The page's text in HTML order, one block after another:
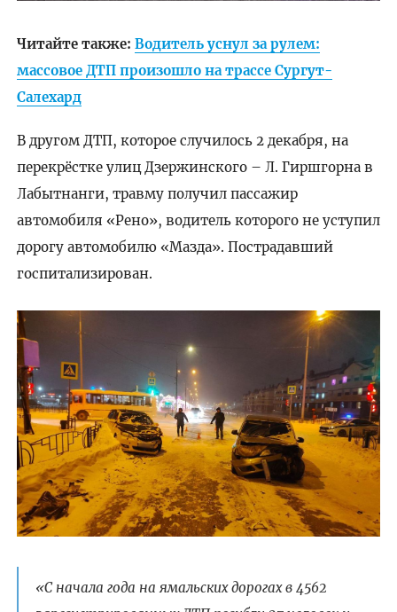
Читайте также: Водитель уснул за рулем:
массовое ДТП произошло на трассе Сургут-
Салехард
В другом ДТП, которое случилось 2 декабря, на
перекрёстке улиц Дзержинского – Л. Гиршгорна в
Лабытнанги, травму получил пассажир
автомобиля «Рено», водитель которого не уступил
дорогу автомобилю «Мазда». Пострадавший
госпитализирован.
«С начала года на ямальских дорогах в 4562